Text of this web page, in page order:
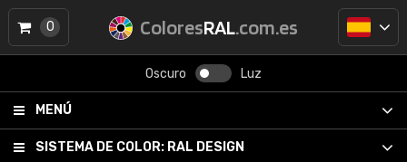
ColoresRAL.com.es
Oscuro Luz
MENÚ
SISTEMA DE COLOR: RAL DESIGN
0